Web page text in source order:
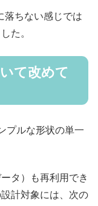
落ちない感じでは
た。
て改めて
プルな形状の単一
タ）も再利用でき
計対象には、次の